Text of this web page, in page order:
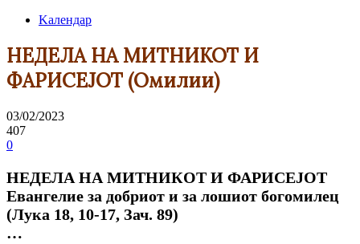
Kалендар
НЕДЕЛА НА МИТНИКОТ И
ФАРИСЕЈОТ (Омилии)
03/02/2023
407
0
НЕДЕЛА НА МИТНИКОТ И ФАРИСЕЈОТ
Евангелие за добриот и за лошиот богомилец
(Лука 18, 10-17, Зач. 89)
…